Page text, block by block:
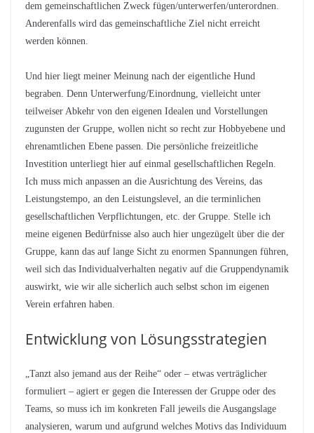
dem gemeinschaftlichen Zweck fügen/unterwerfen/unterordnen.
Anderenfalls wird das gemeinschaftliche Ziel nicht erreicht
werden können.
Und hier liegt meiner Meinung nach der eigentliche Hund
begraben. Denn Unterwerfung/Einordnung, vielleicht unter
teilweiser Abkehr von den eigenen Idealen und Vorstellungen
zugunsten der Gruppe, wollen nicht so recht zur Hobbyebene und
ehrenamtlichen Ebene passen. Die persönliche freizeitliche
Investition unterliegt hier auf einmal gesellschaftlichen Regeln.
Ich muss mich anpassen an die Ausrichtung des Vereins, das
Leistungstempo, an den Leistungslevel, an die terminlichen
gesellschaftlichen Verpflichtungen, etc. der Gruppe. Stelle ich
meine eigenen Bedürfnisse also auch hier ungezügelt über die der
Gruppe, kann das auf lange Sicht zu enormen Spannungen führen,
weil sich das Individualverhalten negativ auf die Gruppendynamik
auswirkt, wie wir alle sicherlich auch selbst schon im eigenen
Verein erfahren haben.
Entwicklung von Lösungsstrategien
„Tanzt also jemand aus der Reihe“ oder – etwas verträglicher
formuliert – agiert er gegen die Interessen der Gruppe oder des
Teams, so muss ich im konkreten Fall jeweils die Ausgangslage
analysieren, warum und aufgrund welches Motivs das Individuum